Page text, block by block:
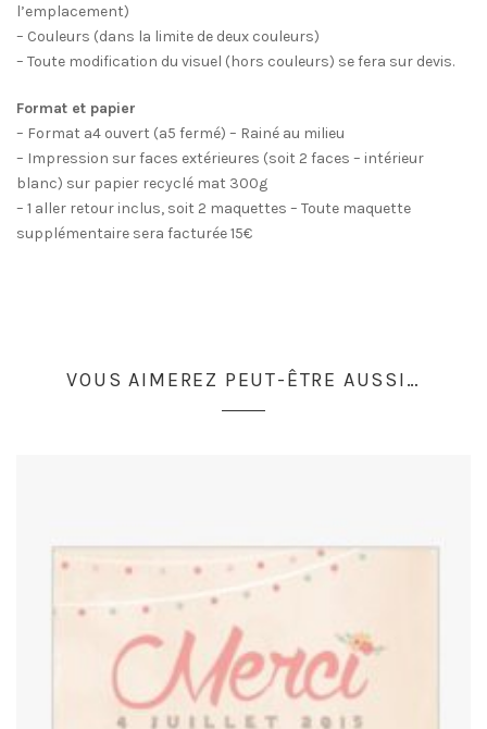
l’emplacement)
– Couleurs (dans la limite de deux couleurs)
– Toute modification du visuel (hors couleurs) se fera sur devis.
Format et papier
– Format a4 ouvert (a5 fermé) – Rainé au milieu
– Impression sur faces extérieures (soit 2 faces – intérieur
blanc) sur papier recyclé mat 300g
– 1 aller retour inclus, soit 2 maquettes – Toute maquette
supplémentaire sera facturée 15€
VOUS AIMEREZ PEUT-ÊTRE AUSSI…